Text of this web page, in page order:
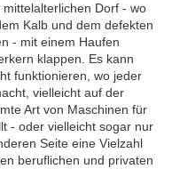
Dorf - wo
Kalb und dem defekten
- mit einem Haufen
klappen. Es kann
funktionieren, wo jeder
vielleicht auf der
Art von Maschinen für
- oder vielleicht sogar nur
Seite eine Vielzahl
beruflichen und privaten